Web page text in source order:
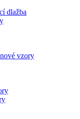
dlažba
vzory